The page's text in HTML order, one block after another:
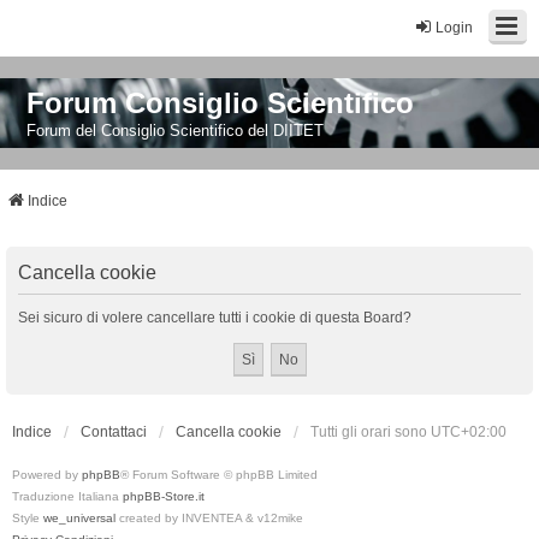
Login
Forum Consiglio Scientifico
Forum del Consiglio Scientifico del DIITET
Indice
Cancella cookie
Sei sicuro di volere cancellare tutti i cookie di questa Board?
Indice Contattaci Cancella cookie Tutti gli orari sono UTC+02:00
Powered by phpBB® Forum Software © phpBB Limited
Traduzione Italiana phpBB-Store.it
Style we_universal created by INVENTEA & v12mike